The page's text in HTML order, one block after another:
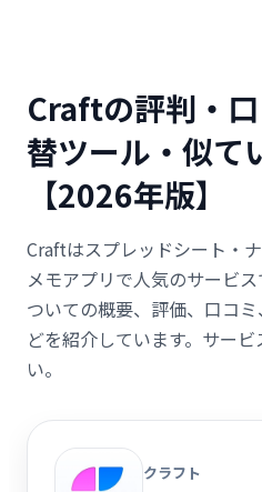
Craftの評判・
替ツール・似て
【2026年版】
Craftはスプレッドシート・
メモアプリで人気のサービ
ついての概要、評価、口コ
どを紹介しています。サー
い。
クラフト